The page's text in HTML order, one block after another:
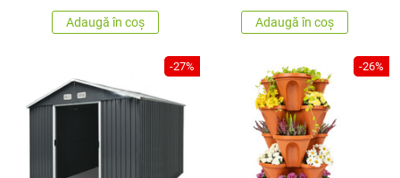
Adaugă în coș Adaugă în coș
-27% -26%